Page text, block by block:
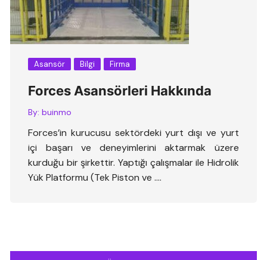
Asansör Bilgi Firma
Forces Asansörleri Hakkında
By: buinmo
Forces’in kurucusu sektördeki yurt dışı ve yurt
içi başarı ve deneyimlerini aktarmak üzere
kurduğu bir şirkettir. Yaptığı çalışmalar ile Hidrolik
Yük Platformu (Tek Piston ve ….